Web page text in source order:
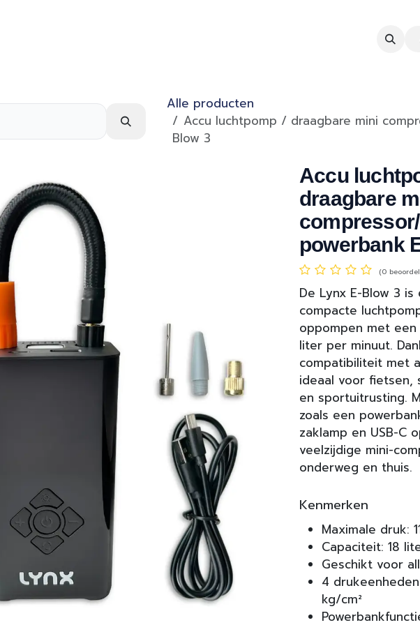
Alle producten
Accu luchtpomp / draagbare mini
Blow 3
Accu
draagbare
compressor/
powerbank
(0
De Lynx E-Blow 3
compacte
oppompen met een
liter per minuut.
compatibiliteit met
ideaal voor fietsen,
en sportuitrusting.
zoals een
zaklamp en USB-C
veelzijdige mini-
onderweg en thuis.
Kenmerken
Maximale druk:
Capaciteit: 18
Geschikt voor
4
kg/cm²